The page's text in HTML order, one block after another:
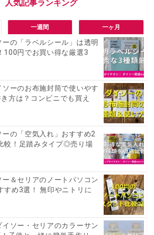
一週間 一ヶ月
の「ラベルシール」は透明
100円でお買い得な厳選3
ーのお布施封筒で使いやす
方は？コンビニでも買え
の「空気入れ」おすすめ2
較！足踏みタイプ◎売り場
＆セリアのノートパソコン
すめ3選！ 無印やニトリに
イソー・セリアのカラーサン